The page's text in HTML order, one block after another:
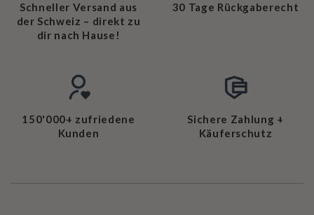
Schneller Versand aus
der Schweiz – direkt zu
dir nach Hause!
30 Tage Rückgaberecht
150'000+ zufriedene
Kunden
Sichere Zahlung +
Käuferschutz